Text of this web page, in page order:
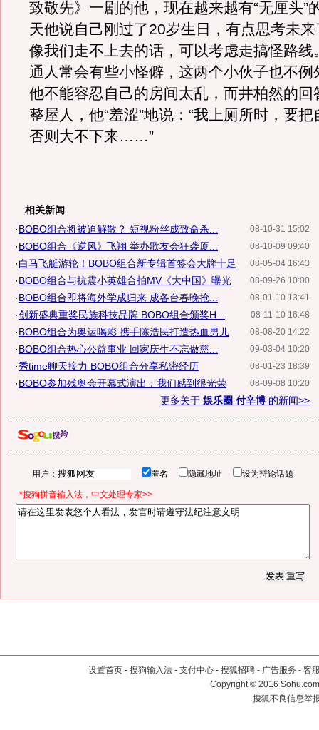
致敬先》一剧的他，现在越来越有“无厘头”
天他说自己刚过了20岁生日，有点思考未来
像我们走不上去的话，可以考虑走搞怪路线
通人常会有些小怪僻，这两个小伙子也不例
他不能容忍自己的房间太乱，而井柏然的回
整屋人，他“羞涩”地说：“我上厕所时，要
否则大不下来……”
相关新闻
08-10-31 15:02
·BOBO组合将被迫解散？ 短视粉丝成致命杀...
08-10-09 09:40
·BOBO组合《逆风》飞翔 举办歌友会狂袭厦...
08-05-04 16:43
·白马飞艇游轮！BOBO组合新专辑首签会大牌十足
08-09-26 10:00
·BOBO组合与抗震小英雄合拍MV《大中国》曝光
08-01-10 13:41
·BOBO组合即将海外学成归来 成各台春晚抢...
08-11-10 16:48
·创新盛典重奖民族科技品牌 BOBO组合颁奖H...
08-08-20 14:22
·BOBO组合为奥运喝彩 携手陈浩民打造热血男儿
09-03-04 10:20
·BOBO组合热心公益事业 回家庆生不忘做慈...
08-01-23 18:39
·秀time聊天接力 BOBO组合分享私密经历
08-09-08 10:20
·BOBO参加残奥会开幕式演出：我们感到很光荣
更多关于 娱乐圈 付辛博 的新闻>>
用户： 匿名 隐藏地址 设为辩论话题
*搜狗拼音输入法，中文处理专家>>
设置首页 - 搜狗输入法 - 支付中心 - 搜狐招聘 - 广告服务 - 客
Copyright©2016
搜狐不良信息举